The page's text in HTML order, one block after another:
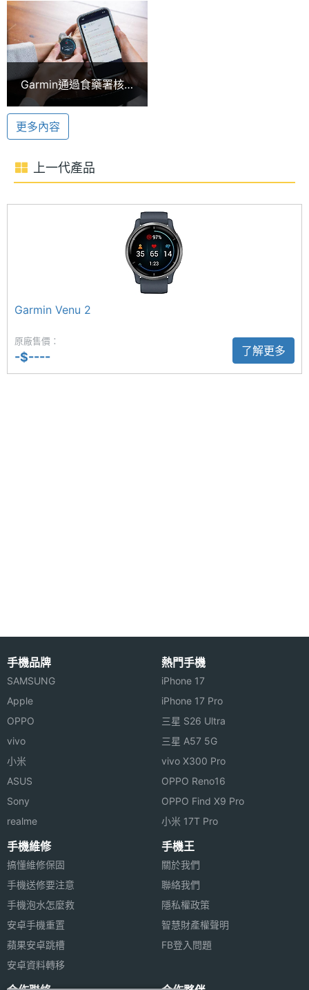
輪椅模式
Garmin Venu 3 擁有 30 種以上 GPS 和室內運動模
式，結合訓練計畫和 Garmin Coach 功能可制定個性
化的運動計畫，提升體能和達到健身目標，進階健身
訓練模式、 HIIT 高強度間歇訓練，迎合不同強度需
求，並具備為輪椅族設計的輪椅模式，追蹤推動次數
提供訓練計畫，不同族群都能享受到運動的樂趣和益
處；內建可直接撥接電話和 Garmin Pay 等便利功
能，讓您在外出時更加方便。
Garmin Venu 3 功能特色
◎ 可與 iOS / Android 行動裝置搭配使用
幕
◎ Wi-Fi、藍牙、ANT+
觸控
Yes
硬體效能
ROM儲
存空間
8 GB
單機使
用時間
26 day
Wi-Fi Yes
NFC
計步器 Yes
加速度
感應器
心跳感
睡眠感
測器
高度氣
器
機體規格
機身長
機身寬
度
Garmin通過食藥署核
准！旗下這5款智慧手
錶將開放心電圖功能
更多內容
上一代產品
Garmin Venu 2
原廠售價：
-$---- 了解更多
手機品牌
SAMSUNG
Apple
OPPO
vivo
小米
ASUS
Sony
realme
熱門手機
iPhone 17
iPhone 17 Pro
三星 S26 Ultra
三星 A57 5G
vivo X300 Pro
OPPO Reno16
OPPO Find X9 Pro
小米 17T Pro
手機維修
搞懂維修保固
手機送修要注意
手機泡水怎麼救
安卓手機重置
蘋果安卓跳槽
安卓資料轉移
手機王
關於我們
聯絡我們
隱私權政策
智慧財產權聲明
FB登入問題